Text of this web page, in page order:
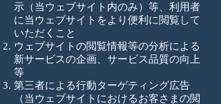
示（当ウェブサイト内のみ）等、利用者
に当ウェブサイトをより便利に閲覧して
いただくこと
ウェブサイトの閲覧情報等の分析による
新サービスの企画、サービス品質の向上
等
第三者による行動ターゲティング広告
（当ウェブサイトにおけるお客さまの閲